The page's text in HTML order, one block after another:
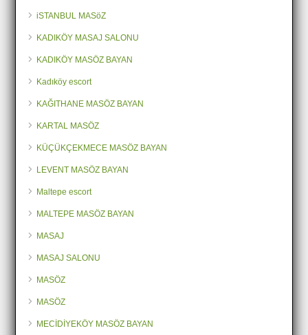
iSTANBUL MASöZ
KADIKÖY MASAJ SALONU
KADIKÖY MASÖZ BAYAN
Kadıköy escort
KAĞITHANE MASÖZ BAYAN
KARTAL MASÖZ
KÜÇÜKÇEKMECE MASÖZ BAYAN
LEVENT MASÖZ BAYAN
Maltepe escort
MALTEPE MASÖZ BAYAN
MASAJ
MASAJ SALONU
MASÖZ
MASÖZ
MECİDİYEKÖY MASÖZ BAYAN